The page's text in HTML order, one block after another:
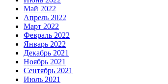
Май 2022
Апрель 2022
Март 2022
Февраль 2022
Январь 2022
Декабрь 2021
Ноябрь 2021
Сентябрь 2021
Июль 2021